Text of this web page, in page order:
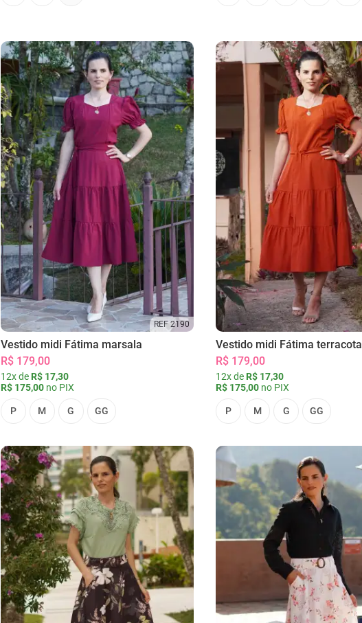
REF 2190
Vestido midi Fátima marsala
R$ 179,00
12x de R$ 17,30
R$ 175,00no PIX
P M G GG
Vestido midi Fátima terracota
R$ 179,00
12x de R$ 17,30
R$ 175,00 no PIX
P M G GG